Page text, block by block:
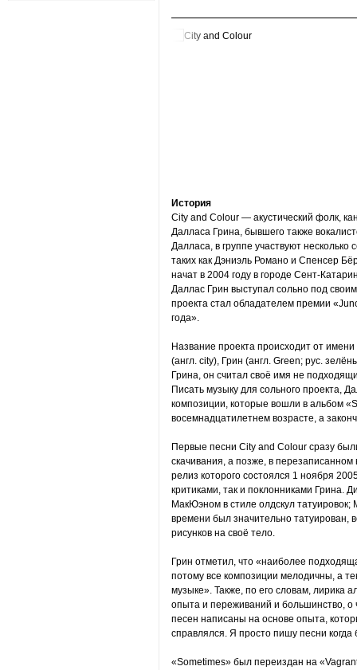
История
City and Colour — акустический фолк,
Далласа Грина, бывшего также
Далласа, в группе участвуют несколько
таких как Дэниэль Романо и Спенсер
начат в 2004 году в городе Сент-
Даллас Грин выступал сольно под
проекта стал обладателем премии
года».
Название проекта происходит от
(англ. city), Грин (англ. Green; рус.
Грина, он считал своё имя не
Писать музыку для сольного проекта,
композиции, которые вошли в альбом
восемнадцатилетнем возрасте, а
Первые песни City and Colour сразу
скачивания, а позже, в
релиз которого состоялся 1 ноября
критиками, так и поклонниками Грина.
МакЮэном в стиле олдскул
времени был значительно татуирован,
рисунков на своё тело.
Грин отметил, что «наиболее
потому все композиции мелодичны, а
музыке». Также, по его словам, лирика
опыта и переживаний и большинство,
песен написаны на основе опыта,
справлялся. Я просто пишу песни
«Sometimes» был переиздан на